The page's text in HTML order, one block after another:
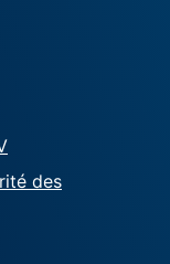
des